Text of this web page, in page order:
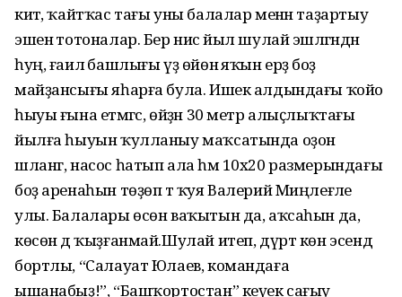
китә, ҡайтҡас тағы уны балалар менән таҙартыу
эшенә тотоналар. Бер нисә йыл шулай эшләгәндән
һуң, ғаилә башлығы үҙ өйөнә яҡын ерҙә боҙ
майҙансығы яһарға була. Ишек алдындағы ҡойо
һыуы ғына етмәгәс, өйҙән 30 метр алыҫлыҡтағы
йылға һыуын ҡулланыу маҡсатында оҙон
шланг, насос һатып ала һәм 10х20 размерындағы
боҙ аренаһын төҙөп тә ҡуя Валерий Миңлеғәле
улы. Балалары өсөн ваҡытын да, аҡсаһын да,
көсөн дә ҡыҙғанмай.Шулай итеп, дүрт көн эсендә
бортлы, “Салауат Юлаев, командаға
ышанабыҙ!”, “Башҡортостан” кеүек сағыу